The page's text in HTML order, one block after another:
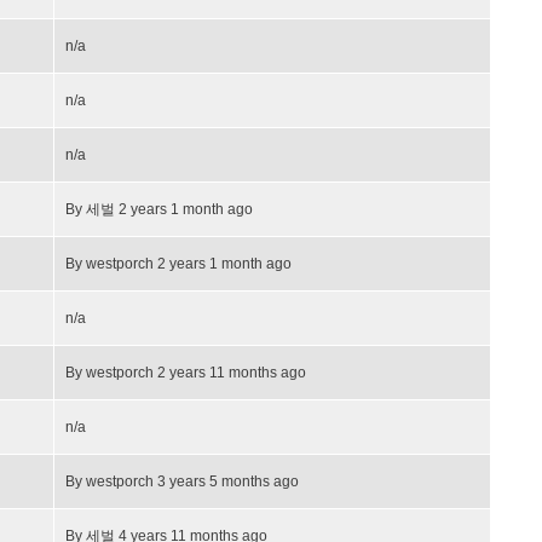
n/a
n/a
n/a
By 세벌 2 years 1 month ago
By westporch 2 years 1 month ago
n/a
By westporch 2 years 11 months ago
n/a
By westporch 3 years 5 months ago
By 세벌 4 years 11 months ago